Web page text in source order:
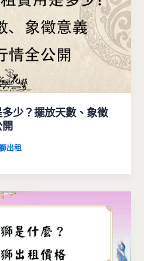
少？擺放天數、象徵
出租